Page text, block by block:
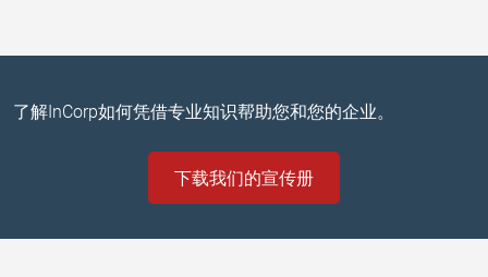
了解InCorp如何凭借专业知识帮助您和您的企业。
下载我们的宣传册